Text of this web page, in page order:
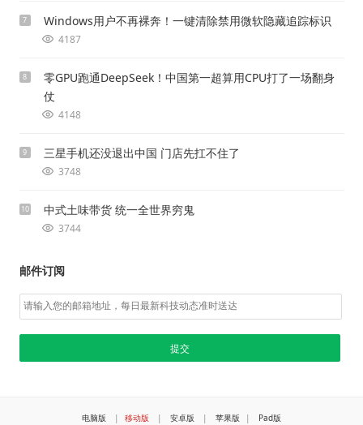
7 Windows用户不再裸奔！一键清除禁用微软隐藏追踪标识
4187
8
零GPU跑通DeepSeek！中国第一超算用CPU打了一场翻身
仗
4148
9 三星手机还没退出中国 门店先扛不住了
3748
10 中式土味带货 统一全世界穷鬼
3744
邮件订阅
电脑版 | 移动版 | 安卓版 | 苹果版 | Pad版